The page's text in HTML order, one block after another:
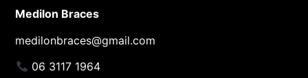
Medilon Braces
medilonbraces@gmail.com
06 3117 1964